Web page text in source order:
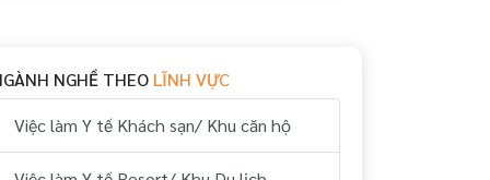
NGHỀ THEO LĨNH VỰC
Việc làm Y tế Khách sạn/ Khu căn hộ